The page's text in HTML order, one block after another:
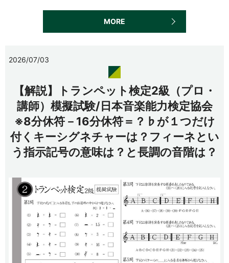
MORE
2026/07/03
【解説】トランペット検定2級（プロ・
講師）模擬試験/日本音楽能力検定協会
※8分休符－16分休符＝？♭が１つだけ
付くキーシグネチャーは？フィーネとい
う指示記号の意味は？と長調の音階は？